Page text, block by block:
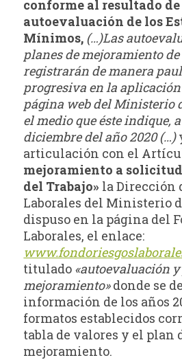
conforme al resultado
autoevaluación de los
Mínimos, (…)Las
planes de mejoramiento
registrarán de manera
progresiva en la
página web del Ministerio
elmedio que éste indique,
diciembre del año 2020 (…)
articulación con el
mejoramiento a
del Trabajo» la Dirección
Laborales del Ministerio
dispuso en la página del
Laborales, el enlace:
titulado «autoevaluación
mejoramiento»donde se
información de los años
formatos establecidos
tabla de valores y el plan
mejoramiento.